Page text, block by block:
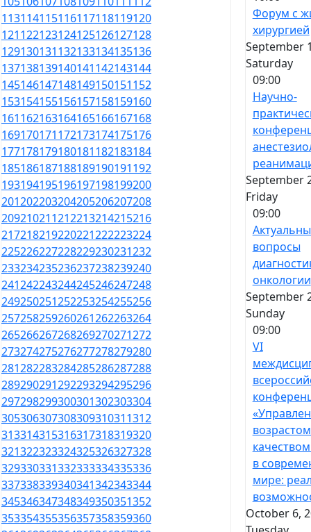
113114115116117118119120
121122123124125126127128
129130131132133134135136
137138139140141142143144
145146147148149150151152
153154155156157158159160
161162163164165166167168
169170171172173174175176
177178179180181182183184
185186187188189190191192
193194195196197198199200
201202203204205206207208
209210211212213214215216
217218219220221222223224
225226227228229230231232
233234235236237238239240
241242243244245246247248
249250251252253254255256
257258259260261262263264
265266267268269270271272
273274275276277278279280
281282283284285286287288
289290291292293294295296
297298299300301302303304
305306307308309310311312
313314315316317318319320
321322323324325326327328
329330331332333334335336
337338339340341342343344
345346347348349350351352
353354355356357358359360
Форум с
хирургией
September
Saturday
09:00
Научно-
September
Friday
09:00
вопросы
онкологии
September
Sunday
09:00
VI
в
мире:
October 6,